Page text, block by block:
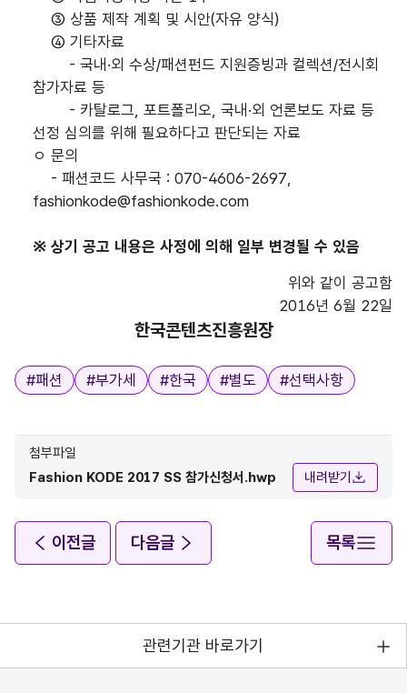
③ 상품 제작 계획 및 시안(자유 양식)
④ 기타자료
- 국내·외 수상/패션펀드 지원증빙과 컬렉션/전시회
참가자료 등
- 카탈로그, 포트폴리오, 국내·외 언론보도 자료 등
선정 심의를 위해 필요하다고 판단되는 자료
ㅇ 문의
- 패션코드 사무국 : 070-4606-2697,
fashionkode@fashionkode.com
※ 상기 공고 내용은 사정에 의해 일부 변경될 수 있음
위와 같이 공고함
2016년 6월 22일
한국콘텐츠진흥원장
태그
#패션 #부가세 #한국 #별도 #선택사항
첨부파일
Fashion KODE 2017 SS 참가신청서.hwp
내려받기
이전글 다음글 목록
관련기관 바로가기